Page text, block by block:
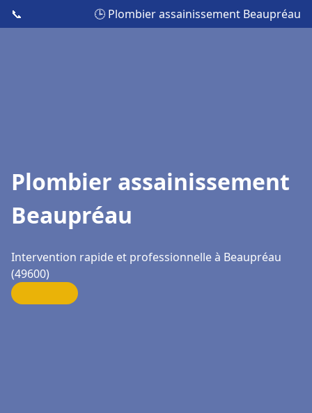
📞 🕒 Plombier assainissement Beaupréau
Plombier assainissement
Beaupréau
Intervention rapide et professionnelle à Beaupréau
(49600)